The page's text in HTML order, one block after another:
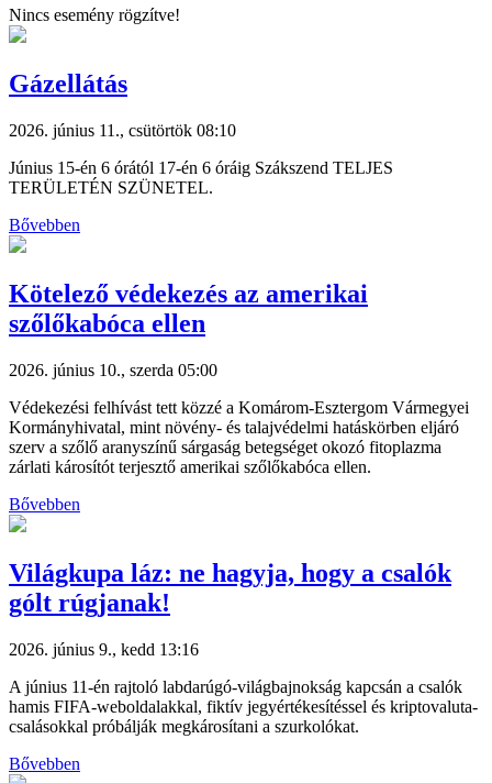
Nincs esemény rögzítve!
Gázellátás
2026. június 11., csütörtök 08:10
Június 15-én 6 órától 17-én 6 óráig Szákszend TELJES
TERÜLETÉN SZÜNETEL.
Bővebben
Kötelező védekezés az amerikai
szőlőkabóca ellen
2026. június 10., szerda 05:00
Védekezési felhívást tett közzé a Komárom-Esztergom Vármegyei
Kormányhivatal, mint növény- és talajvédelmi hatáskörben eljáró
szerv a szőlő aranyszínű sárgaság betegséget okozó fitoplazma
zárlati károsítót terjesztő amerikai szőlőkabóca ellen.
Bővebben
Világkupa láz: ne hagyja, hogy a csalók
gólt rúgjanak!
2026. június 9., kedd 13:16
A június 11-én rajtoló labdarúgó-világbajnokság kapcsán a csalók
hamis FIFA-weboldalakkal, fiktív jegyértékesítéssel és kriptovaluta-
csalásokkal próbálják megkárosítani a szurkolókat.
Bővebben